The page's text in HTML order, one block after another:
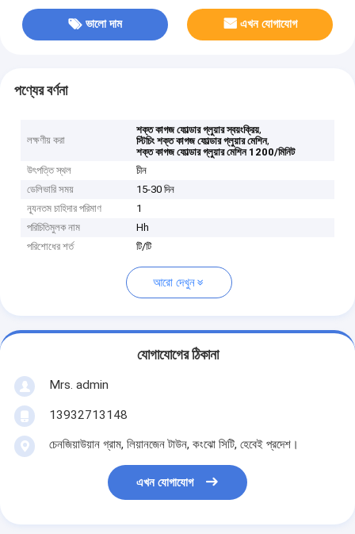
ভালো দাম এখন যোগাযোগ
পণ্যের বর্ণনা
লক্ষণীয় করা
শক্ত কাগজ ফোল্ডার গ্লুয়ার স্বয়ংক্রিয়,
স্টিচিং শক্ত কাগজ ফোল্ডার গ্লুয়ার মেশিন,
শক্ত কাগজ ফোল্ডার গ্লুয়ার মেশিন 1200/মিনিট
উৎপত্তি স্থল
চীন
ডেলিভারি সময়
15-30 দিন
ন্যূনতম চাহিদার পরিমাণ
1
পরিচিতিমুলক নাম
Hh
পরিশোধের শর্ত
টি/টি
আরো দেখুন
যোগাযোগের ঠিকানা
Mrs. admin
13932713148
চেনজিয়াউয়ান গ্রাম, লিয়ানজেন টাউন, কংঝো সিটি, হেবেই প্রদেশ।
এখন যোগাযোগ